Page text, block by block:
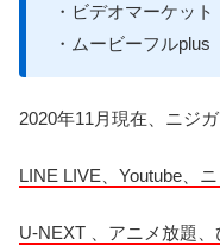
・ビデオマーケット
・ムービーフルplus
2020年11月現在、ニジ
LINE LIVE、Youtube、
U-NEXT 、アニメ放題